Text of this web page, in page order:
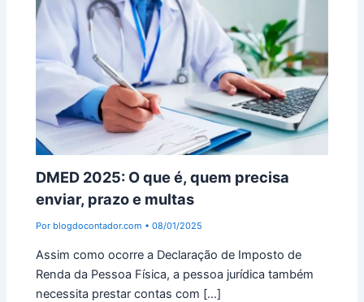
DMED 2025: O que é, quem precisa
enviar, prazo e multas
Por blogdocontador.com •08/01/2025
Assim como ocorre a Declaração de Imposto de
Renda da Pessoa Física, a pessoa jurídica também
necessita prestar contas com […]